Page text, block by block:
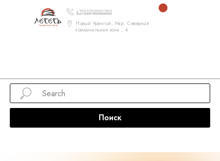
+7(932)0502200
Новый Уренгой, Мкр. Северная
коммунальная зона , 4
Поиск